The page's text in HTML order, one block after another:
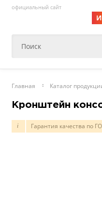
официальный сайт
Главная Каталог
Кронштейн
i Гарантия качества по